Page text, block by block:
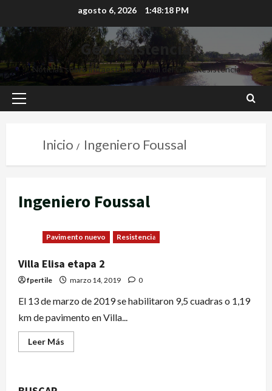
agosto 6, 2026 1:48:19 PM
Georesistencia
Noticias sobre infraestructura vial del Gran Resistencia
Inicio Ingeniero Foussal
Ingeniero Foussal
Pavimento nuevo Resistencia
Villa Elisa etapa 2
fpertile marzo 14, 2019 0
El 13 de marzo de 2019 se habilitaron 9,5 cuadras o 1,19
km de pavimento en Villa...
Leer Más